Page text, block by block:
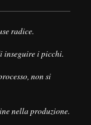
radice.
inseguire i picchi.
non si
nella produzione.